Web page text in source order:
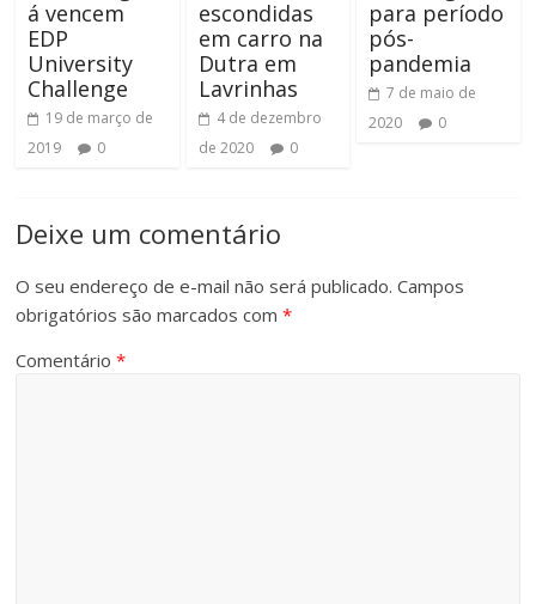
á vencem
EDP
University
Challenge
19 de março de
2019
0
escondidas
em carro na
Dutra em
Lavrinhas
4 de dezembro
de 2020
0
para período
pós-
pandemia
7 de maio de
2020
0
Deixe um comentário
O seu endereço de e-mail não será publicado. Campos
obrigatórios são marcados com*
Comentário*